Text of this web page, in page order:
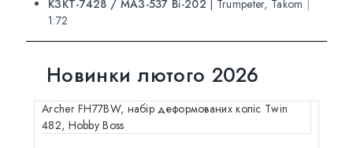
КЗКТ-7428 / МАЗ-537 Ві-202 | Trumpeter, Takom |
1:72
Новинки лютого 2026
Archer FH77BW, набір деформованих коліс Twin
482, Hobby Boss